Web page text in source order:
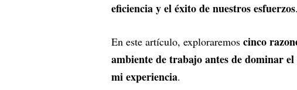
eficiencia y el éxito de nuestros esfuerzos.
En este artículo, exploraremos cinco
ambiente de trabajo antes de dominar
mi experiencia.